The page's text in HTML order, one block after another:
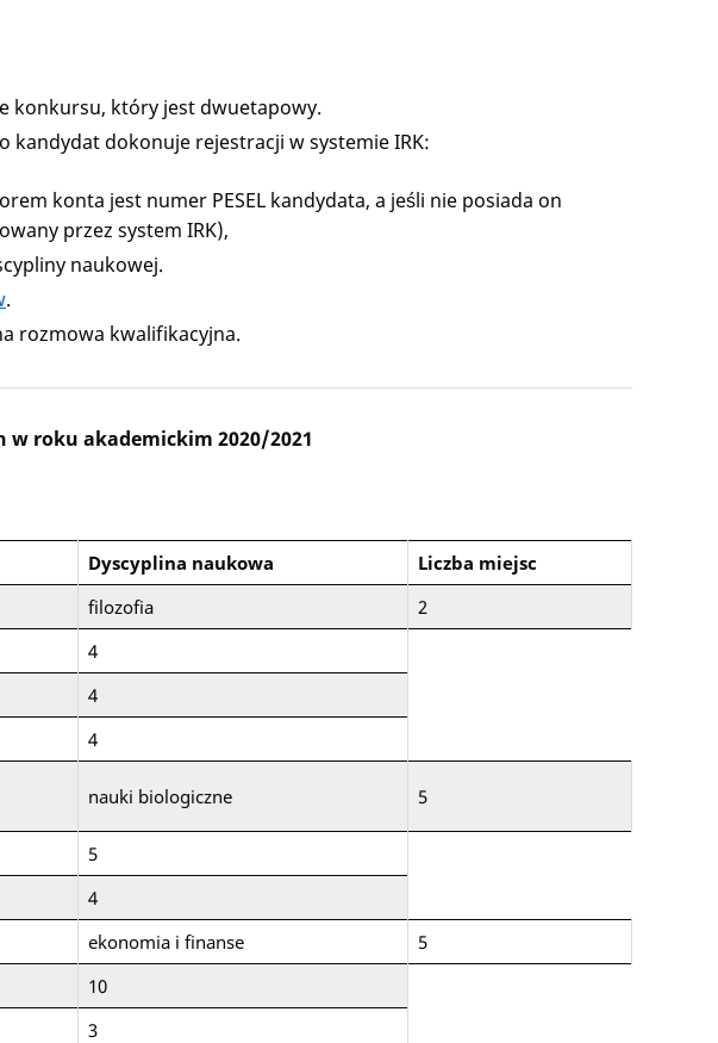
konkursu, który jest dwuetapowy.
dokonuje rejestracji w systemie IRK:
konta jest numer PESEL kandydata, a jeśli nie posiada on
przez system IRK),
naukowej.
.
rozmowa kwalifikacyjna.
w roku akademickim 2020/2021
Dyscyplina naukowa
Liczba miejsc
filozofia
2
4
4
4
nauki biologiczne 5
5
4
ekonomia i finanse
5
10
3